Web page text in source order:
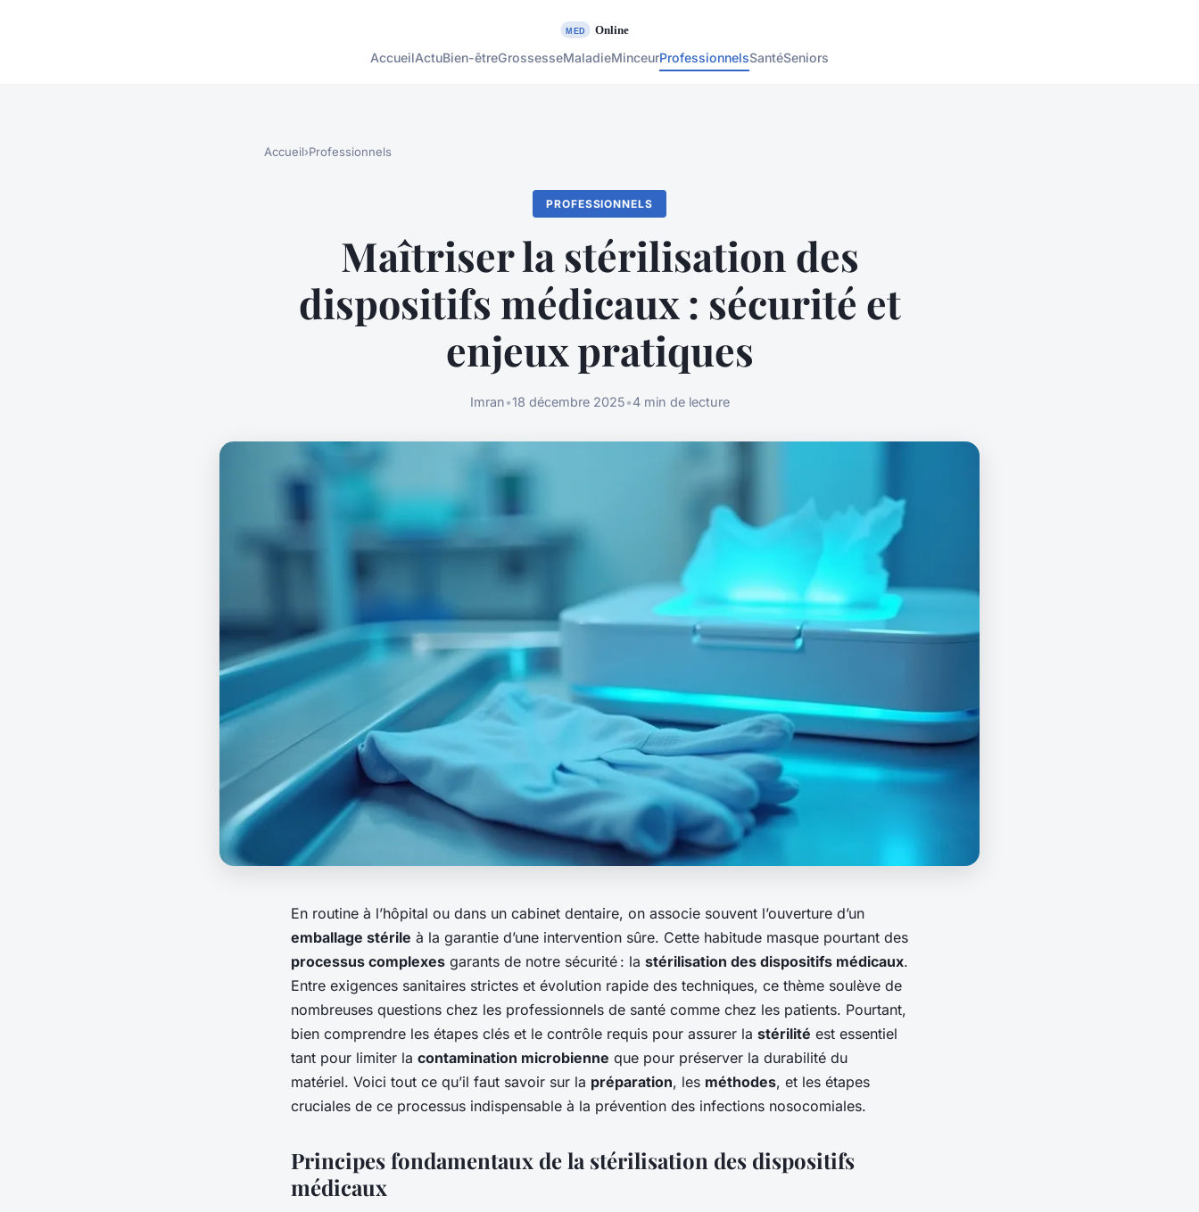
AccueilActuBien-êtreGrossesseMaladieMinceurProfessionnelsSantéSeniors
Accueil›Professionnels
PROFESSIONNELS
Maîtriser la stérilisation des
dispositifs médicaux : sécurité et
enjeux pratiques
Imran•18 décembre 2025•4 min de lecture
En routine à l’hôpital ou dans un cabinet dentaire, on associe souvent l’ouverture d’un
emballage stérile à la garantie d’une intervention sûre. Cette habitude masque pourtant des
processus complexes garants de notre sécurité : la stérilisation des dispositifs médicaux.
Entre exigences sanitaires strictes et évolution rapide des techniques, ce thème soulève de
nombreuses questions chez les professionnels de santé comme chez les patients. Pourtant,
bien comprendre les étapes clés et le contrôle requis pour assurer la stérilité est essentiel
tant pour limiter la contamination microbienne que pour préserver la durabilité du
matériel. Voici tout ce qu’il faut savoir sur la préparation, les méthodes, et les étapes
cruciales de ce processus indispensable à la prévention des infections nosocomiales.
Principes fondamentaux de la stérilisation des dispositifs
médicaux